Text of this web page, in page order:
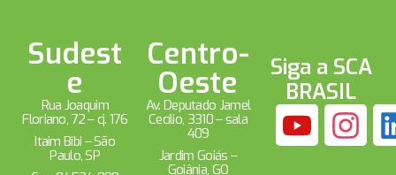
Sudest
e
Rua Joaquim
Floriano, 72 – cj. 176
Itaim Bibi – São
Paulo, SP
Centro-
Oeste
Av. Deputado Jamel
Cecílio, 3310 – sala
409
Jardim Goiás –
Goiânia, GO
Siga a SCA
BRASIL